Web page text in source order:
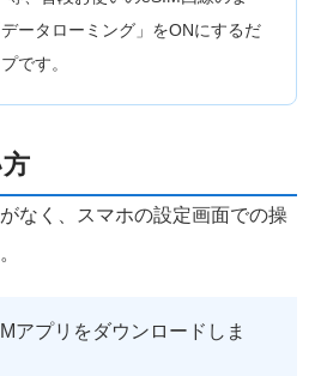
ータローミング」をONにするだ
です。
なく、スマホの設定画面での操
アプリをダウンロードしま